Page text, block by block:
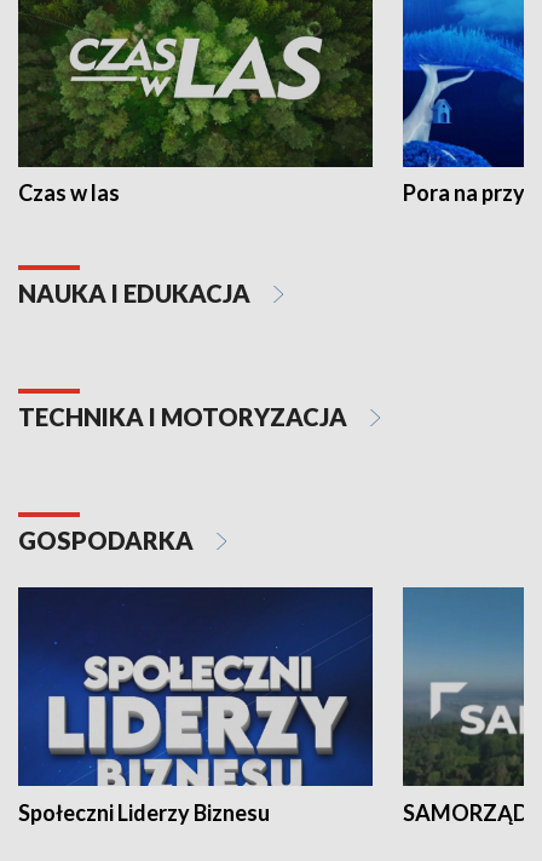
Czas w las Pora na
NAUKA I EDUKACJA
TECHNIKA I MOTORYZACJA
GOSPODARKA
Społeczni Liderzy Biznesu SAMORZĄD